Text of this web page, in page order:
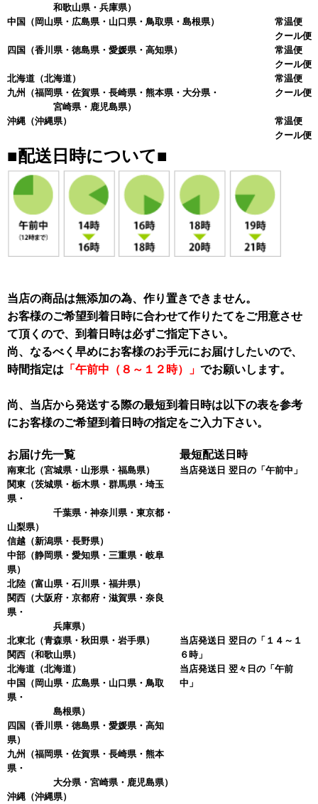
和歌山県・兵庫県）
中国 （岡山県・広島県・山口県・鳥取県・島根県）
常温便
クール便
四国
（香川県・徳島県・愛媛県・高知県）
常温便
クール便
北海道 （北海道）
九州
（福岡県・佐賀県・長崎県・熊本県・大分県・
宮崎県・鹿児島県）
常温便
クール便
沖縄 （沖縄県）
常温便
クール便
■配送日時について■
当店の商品は無添加の為、作り置きできません。
お客様のご希望到着日時に合わせて作りたてをご用意させ
て頂くので、到着日時は必ずご指定下さい。
尚、なるべく早めにお客様のお手元にお届けしたいので、
時間指定は 「午前中（８～１２時）」 でお願いします。
尚、当店から発送する際の最短到着日時は以下の表を参考
にお客様のご希望到着日時の指定をご入力下さい。
お届け先一覧 最短配送日時
南東北（宮城県・山形県・福島県）
関東 （茨城県・栃木県・群馬県・埼玉
県・
千葉県・神奈川県・東京都・
山梨県）
信越 （新潟県・長野県）
中部 （静岡県・愛知県・三重県・岐阜
県）
北陸 （富山県・石川県・福井県）
関西 （大阪府・京都府・滋賀県・奈良
県・
兵庫県）
当店発送日 翌日の「午前中」
北東北（青森県・秋田県・岩手県）
関西 （和歌山県）
当店発送日 翌日の「１４～１
６時」
北海道 （北海道）
中国
（岡山県・広島県・山口県・鳥取
県・
島根県）
四国
（香川県・徳島県・愛媛県・高知
県）
九州（福岡県・佐賀県・長崎県・熊本
県・
大分県・宮崎県・鹿児島県）
沖縄 （沖縄県）
当店発送日 翌々日の「午前
中」